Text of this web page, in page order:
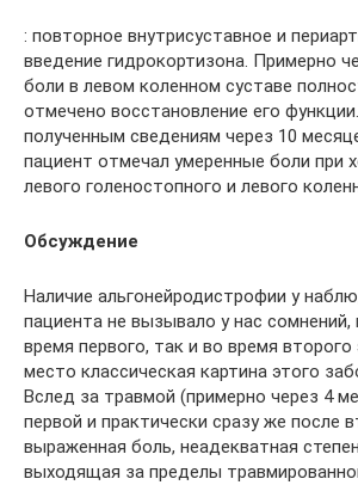
: повторное внутрисуставное и
введение гидрокортизона. Примерно
боли в левом коленном суставе
отмечено восстановление его
полученным сведениям через 10
пациент отмечал умеренные боли при
левого голеностопного и левого
Обсуждение
Наличие альгонейродистрофии у
пациента не вызывало у нас сомнений,
время первого, так и во время
место классическая картина этого
Вслед за травмой (примерно через 4
первой и практически сразу же после
выраженная боль, неадекватная
выходящая за пределы